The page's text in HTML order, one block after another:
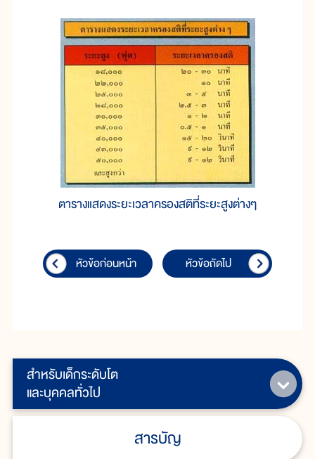
สำหรับเด็กระดับโต
และบุคคลทั่วไป
สารบัญ
ตารางแสดงระยะเวลาครองสติที่ระยะสูงต่างๆ
หัวข้อก่อนหน้า หัวข้อถัดไป